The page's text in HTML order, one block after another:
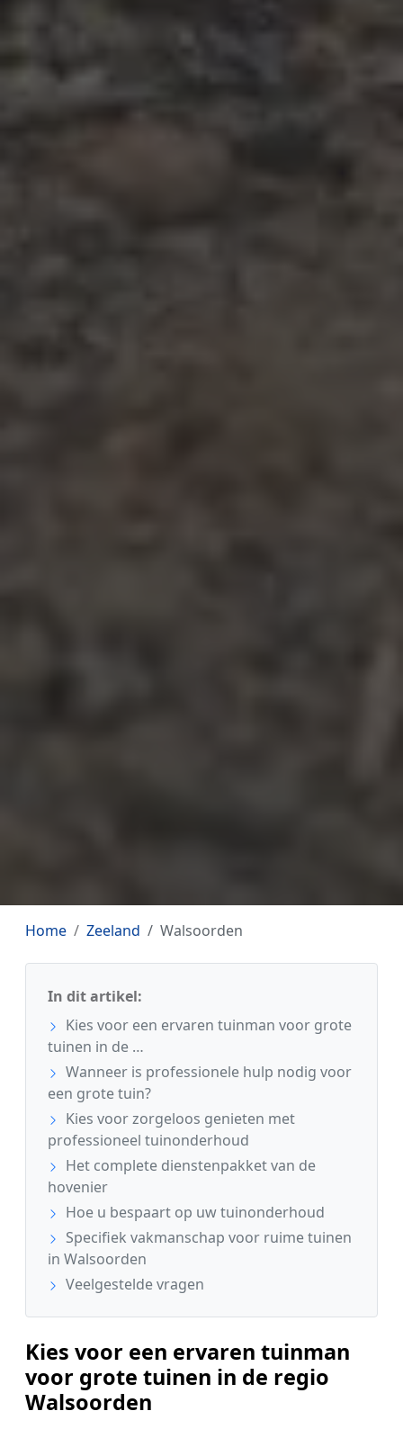
Home Zeeland Walsoorden
In dit artikel:
Kies voor een ervaren tuinman voor grote
tuinen in de …
Wanneer is professionele hulp nodig voor
een grote tuin?
Kies voor zorgeloos genieten met
professioneel tuinonderhoud
Het complete dienstenpakket van de
hovenier
Hoe u bespaart op uw tuinonderhoud
Specifiek vakmanschap voor ruime tuinen
in Walsoorden
Veelgestelde vragen
Kies voor een ervaren tuinman
voor grote tuinen in de regio
Walsoorden